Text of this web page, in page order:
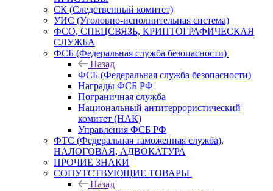
СК (Следственный комитет)
УИС (Уголовно-исполнительная система)
ФСО, СПЕЦСВЯЗЬ, КРИПТОГРАФИЧЕСКАЯ
СЛУЖБА
ФСБ (Федеральная служба безопасности)
Назад
ФСБ (Федеральная служба безопасности)
Награды ФСБ РФ
Пограничная служба
Национальный антитеррористический
комитет (НАК)
Управления ФСБ РФ
ФТС (Федеральная таможенная служба),
НАЛОГОВАЯ, АДВОКАТУРА
ПРОЧИЕ ЗНАКИ
СОПУТСТВУЮЩИЕ ТОВАРЫ
Назад